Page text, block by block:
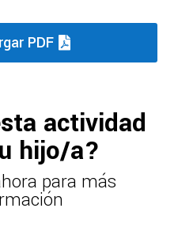
PDF
actividad
hijo/a?
para más